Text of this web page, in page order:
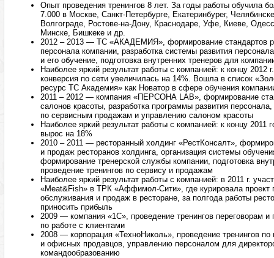
Опыт проведения тренингов 8 лет. За годы работы обучила
7.000 в Москве, Санкт-Петербурге, Екатеринбурег,
Волгограде, Ростове-на-Дону, Краснодаре, Уфе, Киеве,
Минске, Бишкеке и др.
2012 – 2013 — ТС «АКАДЕМИЯ», формирование стандартов
персонала компании, разработка системы развития
и его обучение, подготовка внутренних тренеров для
Наиболее яркий результат работы с компанией: к концу 2012 г.
конверсия по сети увеличилась на 14%. Вошла в список
ресурс ТС Академия» как Новатор в сфере обучения
2011 – 2012 — компания «ПЕРСОНА LAB», формирование
салонов красоты, разработка программы развития
по сервисным продажам и управлению салоном красоты
Наиболее яркий результат работы с компанией: к концу 2011
вырос на 18%
2010 – 2011 — ресторанный холдинг «РестКонсалт»,
и продаж ресторанов холдинга, организация системы
формирование тренерской службы компании, подготовка
проведение тренингов по сервису и продажам
Наиболее яркий результат работы с компанией: в 2011 г.
«Meat&Fish» в ТРК «Аффимол-Сити», где курировала
обслуживания и продаж в ресторане, за полгода работы
приносить прибыль
2009 — компания «1С», проведение тренингов переговорам
по работе с клиентами
2008 — корпорация «ТехноНиколь», проведение тренингов
и офисных продавцов, управлению персоналом для
командообразованию